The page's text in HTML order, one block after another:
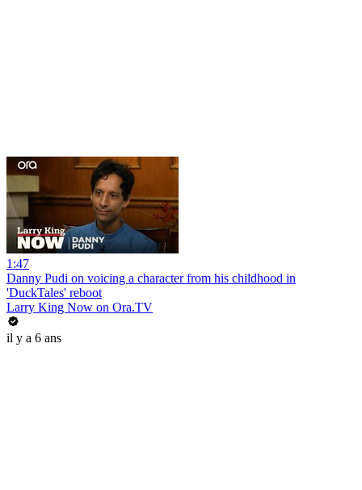
1:47
Danny Pudi on voicing a character from his childhood in
'DuckTales' reboot
Larry King Now on Ora.TV
il y a 6 ans